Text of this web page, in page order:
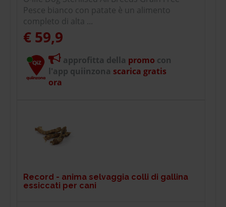
Pesce bianco con patate è un alimento
completo di alta ...
€ 59,9
approfitta della promo con
l'app quiinzona scarica gratis
ora
Record - anima selvaggia colli di gallina
essiccati per cani